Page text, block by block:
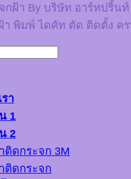
กฝ้า By บริษัท อาร์ทปริ้น
า พิมพ์ ไดคัท ตัด ติดตั้ง คร
า
1
2
ติดกระจก 3M
ติดกระจก